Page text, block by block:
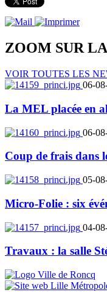
ZOOM SUR
VOIR TOUTES LES
06-
La MEL placée en
06-
Coup de frais dans
05-
Micro-Folie : six
04-
Travaux : la salle